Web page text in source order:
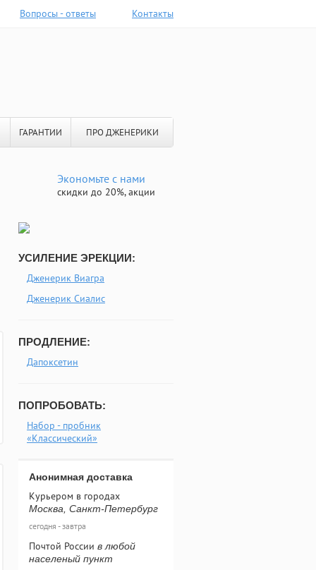
Вопросы - ответы Контакты
ГАРАНТИИ ПРО ДЖЕНЕРИКИ
Экономьте с нами
скидки до 20%, акции
УСИЛЕНИЕ ЭРЕКЦИИ:
Дженерик Виагра
Дженерик Сиалис
ПРОДЛЕНИЕ:
Дапоксетин
ПОПРОБОВАТЬ:
Набор - пробник
«Классический»
Анонимная доставка
Курьером в городах
Москва, Санкт-Петербург
сегодня - завтра
Почтой России в любой
населеный пункт